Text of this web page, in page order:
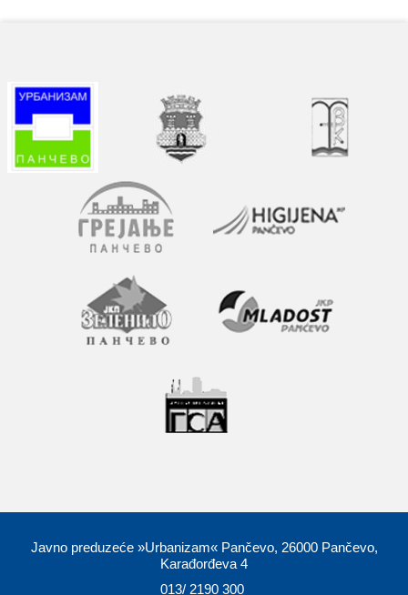
Javno preduzeće »Urbanizam« Pančevo, 26000 Pančevo,
Karađorđeva 4
013/ 2190 300